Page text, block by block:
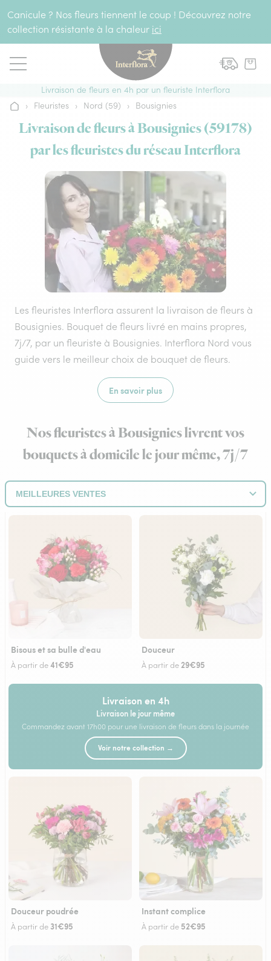
Canicule ? Nos fleurs tiennent le coup ! Découvrez notre
collection résistante à la chaleur ici
Livraison de fleurs en 4h par un fleuriste Interflora
Accueil
› Fleuristes › Nord (59) › Bousignies
Livraison de fleurs à Bousignies (59178)
par les fleuristes du réseau Interflora
Les fleuristes Interflora assurent la livraison de fleurs à
Bousignies. Bouquet de fleurs livré en mains propres,
7j/7, par un fleuriste à Bousignies. Interflora Nord vous
guide vers le meilleur choix de bouquet de fleurs.
En savoir plus
Nos fleuristes à Bousignies livrent vos
bouquets à domicile le jour même, 7j/7
Bisous et sa bulle d'eau
À partir de41€95
Douceur
À partir de 29€95
Livraison en 4h
Livraison le jour même
Commandez avant 17h00 pour une livraison de fleurs dans la journée
Voir notre collection →
Douceur poudrée
À partir de 31€95
Instant complice
À partir de 52€95